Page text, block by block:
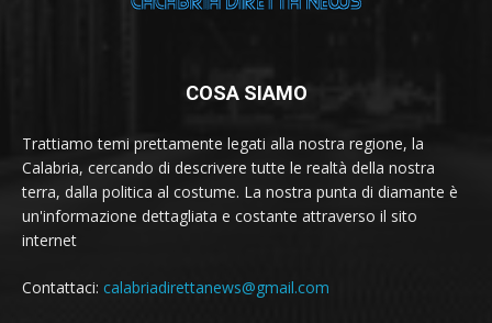
COSA SIAMO
Trattiamo temi prettamente legati alla nostra regione, la
Calabria, cercando di descrivere tutte le realtà della nostra
terra, dalla politica al costume. La nostra punta di diamante è
un'informazione dettagliata e costante attraverso il sito
internet
Contattaci: calabriadirettanews@gmail.com